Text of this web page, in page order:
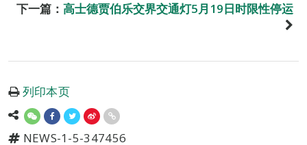
下一篇： 高士德贾伯乐交界交通灯5月19日时限性停运
列印本页
NEWS-1-5-347456